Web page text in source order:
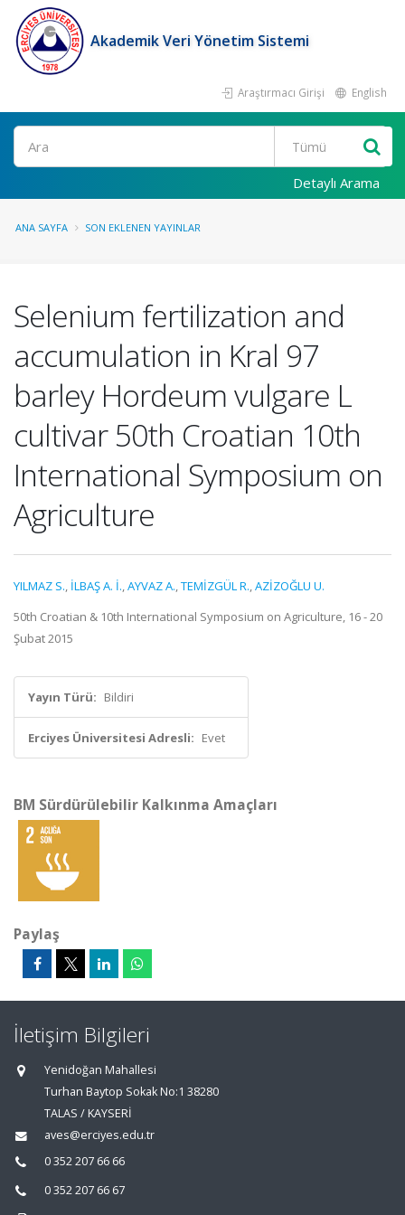
Akademik Veri Yönetim Sistemi
Araştırmacı Girişi English
Ara
Detaylı Arama
ANA SAYFA SON EKLENEN YAYINLAR
Selenium fertilization and
accumulation in Kral 97
barley Hordeum vulgare L
cultivar 50th Croatian 10th
International Symposium on
Agriculture
YILMAZ S., İLBAŞ A. İ.,AYVAZ A.,TEMİZGÜL R.,AZİZOĞLU U.
50th Croatian & 10th International Symposium on Agriculture, 16 - 20
Şubat 2015
Yayın Türü: Bildiri
Erciyes Üniversitesi Adresli: Evet
BM Sürdürülebilir Kalkınma Amaçları
Paylaş
İletişim Bilgileri
Yenidoğan Mahallesi
Turhan Baytop Sokak No:1 38280
TALAS / KAYSERİ
aves@erciyes.edu.tr
0 352 207 66 66
0 352 207 66 67